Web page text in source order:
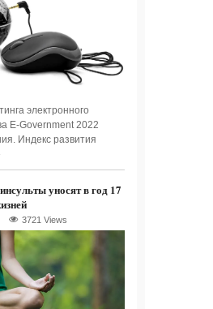
электронного
E-Government 2022
Индекс развития
уносят в год 17
3721 Views